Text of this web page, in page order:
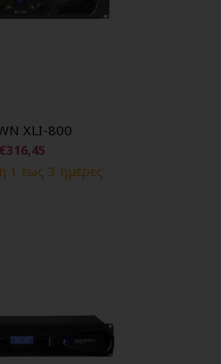
XLI-800
€316,45
1 εως 3 ημέρες